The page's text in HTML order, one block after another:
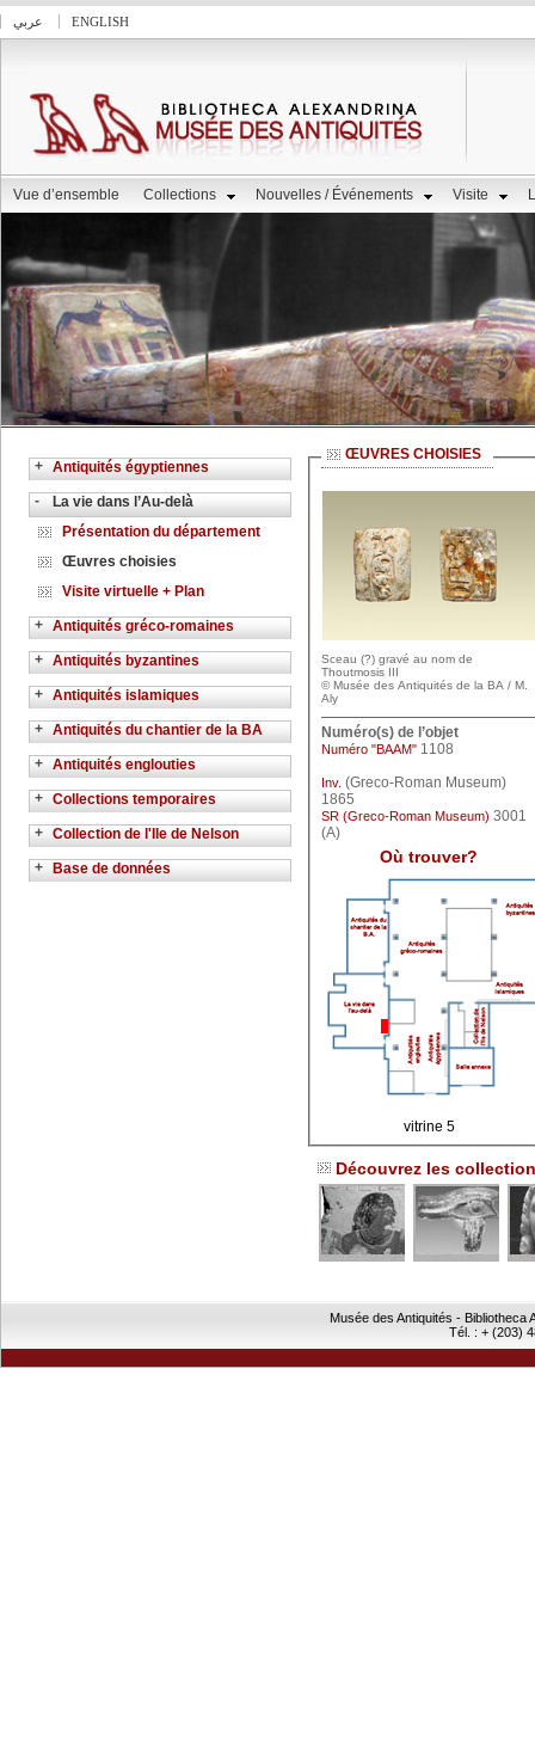
عربي ENGLISH
Vue d’ensemble Collections Nouvelles / Événements Visite
+ Antiquités égyptiennes
-
La vie dans l’Au-delà
Présentation du département
Œuvres choisies
Visite virtuelle + Plan
+ Antiquités gréco-romaines
+ Antiquités byzantines
+ Antiquités islamiques
+ Antiquités du chantier de la BA
+ Antiquités englouties
+ Collections temporaires
+ Collection de l'Ile de Nelson
+
Base de données
ŒUVRES CHOISIES
Sceau (?) gravé au nom de
Thoutmosis III
© Musée des Antiquités de la BA / M.
Aly
Numéro(s) de l’objet
Numéro "BAAM" 1108
Inv. (Greco-Roman Museum)
1865
SR (Greco-Roman Museum) 3001
(A)
Où trouver?
vitrine 5
Découvrez les
Musée des Antiquités - Bibliotheca
Tél. : + (203)